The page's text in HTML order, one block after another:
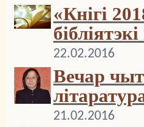
«Кнігі
22.02.2016
Вечар
21.02.2016